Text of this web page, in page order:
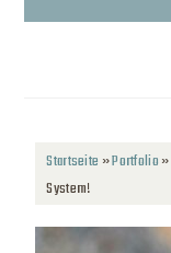
Startseite »Portfolio»
System!